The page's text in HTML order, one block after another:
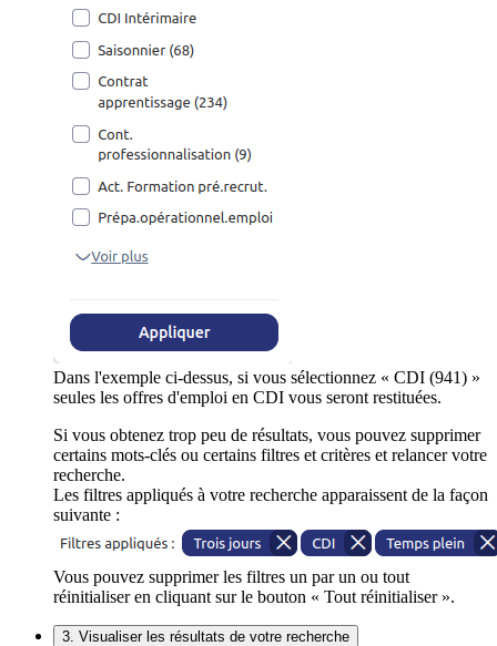
Dans l'exemple ci-dessus, si vous sélectionnez « CDI (941) »
seules les offres d'emploi en CDI vous seront restituées.
Si vous obtenez trop peu de résultats, vous pouvez supprimer
certains mots-clés ou certains filtres et critères et relancer votre
recherche.
Les filtres appliqués à votre recherche apparaissent de la façon
suivante :
Vous pouvez supprimer les filtres un par un ou tout
réinitialiser en cliquant sur le bouton « Tout réinitialiser ».
3. Visualiser les résultats de votre recherche